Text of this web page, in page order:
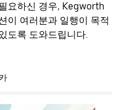
요하신 경우, Kegworth
이 여러분과 일행이 목적
도록 도와드립니다.